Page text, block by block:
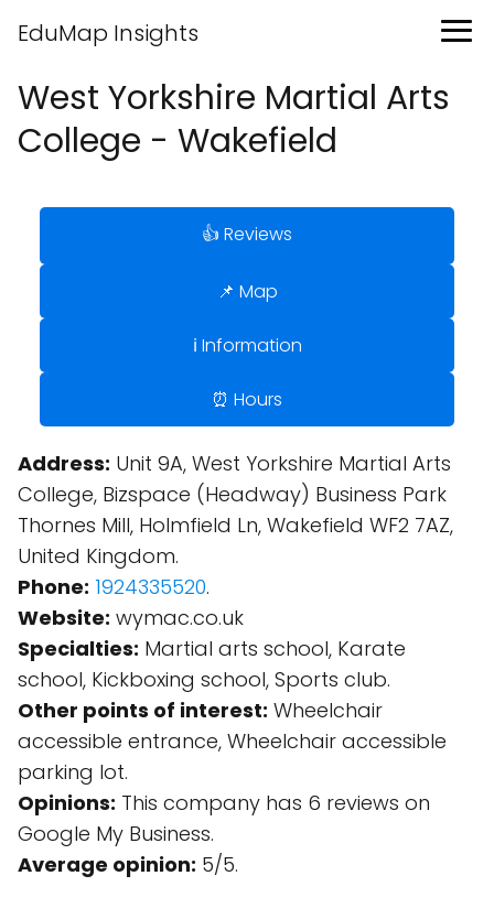
EduMap Insights
West Yorkshire Martial Arts
College - Wakefield
👍 Reviews
📌 Map
ℹ️ Information
⏰ Hours
Address: Unit 9A, West Yorkshire Martial Arts
College, Bizspace (Headway) Business Park
Thornes Mill, Holmfield Ln, Wakefield WF2 7AZ,
United Kingdom.
Phone: 1924335520.
Website: wymac.co.uk
Specialties: Martial arts school, Karate
school, Kickboxing school, Sports club.
Other points of interest: Wheelchair
accessible entrance, Wheelchair accessible
parking lot.
Opinions: This company has 6 reviews on
Google My Business.
Average opinion: 5/5.